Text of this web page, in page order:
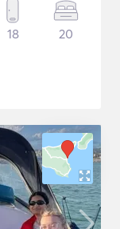
18 20